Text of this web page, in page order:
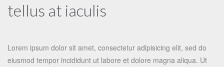
tellus at iaculis
Lorem ipsum dolor sit amet, consectetur adipisicing elit, sed do
eiusmod tempor incididunt ut labore et dolore magna aliqua. Ut